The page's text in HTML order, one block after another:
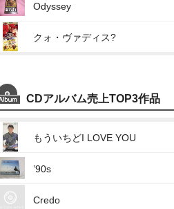
Odyssey
クォ・ヴァディス?
CDアルバム売上TOP3作品
もういちどI LOVE YOU
’90s
Credo